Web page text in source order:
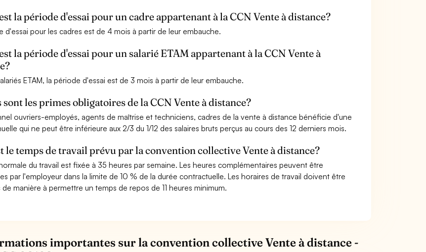
la période d'essai pour un cadre appartenant à la CCN Vente à distance?
d'essai pour les cadres est de 4 mois à partir de leur embauche.
la période d'essai pour un salarié ETAM appartenant à la CCN Vente à
ETAM, la période d'essai est de 3 mois à partir de leur embauche.
sont les primes obligatoires de la CCN Vente à distance?
ouvriers-employés, agents de maîtrise et techniciens, cadres de la vente à distance bénéficie d'une
qui ne peut être inférieure aux 2/3 du 1/12 des salaires bruts perçus au cours des 12 derniers mois.
le temps de travail prévu par la convention collective Vente à distance?
du travail est fixée à 35 heures par semaine. Les heures complémentaires peuvent être
par l'employeur dans la limite de 10 % de la durée contractuelle. Les horaires de travail doivent être
de manière à permettre un temps de repos de 11 heures minimum.
importantes sur la convention collective Vente à distance -